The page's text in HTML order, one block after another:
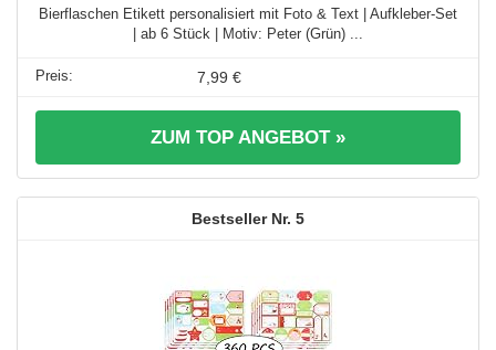
Bierflaschen Etikett personalisiert mit Foto & Text | Aufkleber-Set
| ab 6 Stück | Motiv: Peter (Grün) ...
7,99 €
ZUM TOP ANGEBOT »
5